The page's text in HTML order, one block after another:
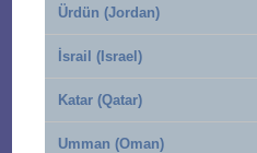
Ürdün (Jordan)
İsrail (Israel)
Katar (Qatar)
Umman (Oman)